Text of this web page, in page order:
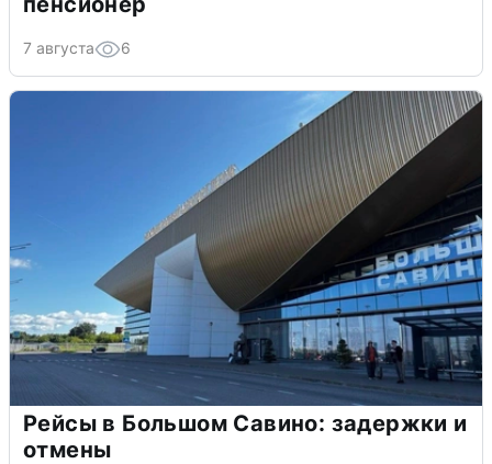
7 августа 6
Рейсы в Большом Савино: задержки и
отмены